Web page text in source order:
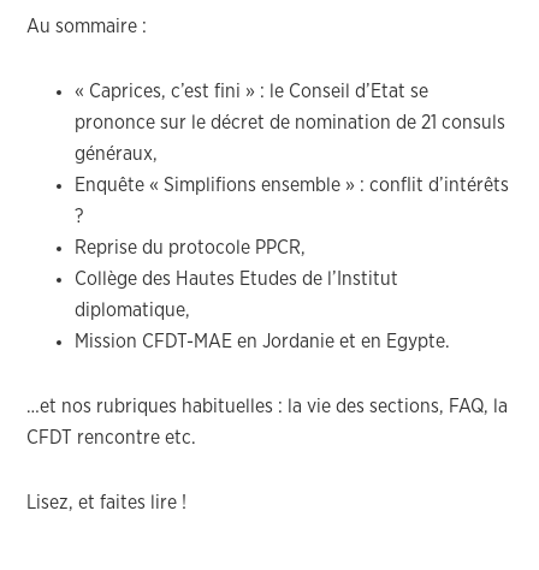
Au sommaire :
« Caprices, c’est fini » : le Conseil d’Etat se
prononce sur le décret de nomination de 21 consuls
généraux,
Enquête « Simplifions ensemble » : conflit d’intérêts
?
Reprise du protocole PPCR,
Collège des Hautes Etudes de l’Institut
diplomatique,
Mission CFDT-MAE en Jordanie et en Egypte.
…et nos rubriques habituelles : la vie des sections, FAQ, la
CFDT rencontre etc.
Lisez, et faites lire !